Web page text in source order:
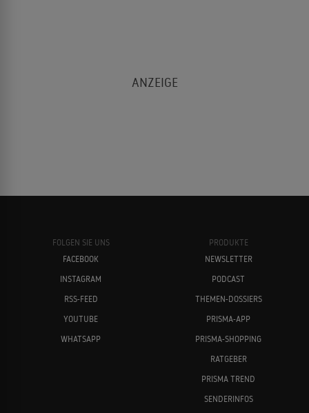
FOLGEN SIE UNS
FACEBOOK
INSTAGRAM
RSS-FEED
YOUTUBE
WHATSAPP
PRODUKTE
NEWSLETTER
PODCAST
THEMEN-DOSSIERS
PRISMA-APP
PRISMA-SHOPPING
RATGEBER
PRISMA TREND
SENDERINFOS